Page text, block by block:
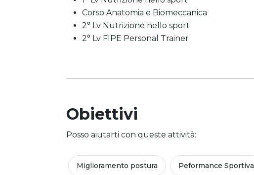
Corso Anatomia e Biomeccanica
2° Lv Nutrizione nello sport
2° Lv FIPE Personal Trainer
Obiettivi
Posso aiutarti con queste attività:
Miglioramento postura Peformance Sportiva